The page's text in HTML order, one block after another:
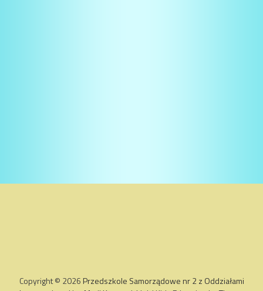
Copyright © 2026 Przedszkole Samorządowe nr 2 z Oddziałami